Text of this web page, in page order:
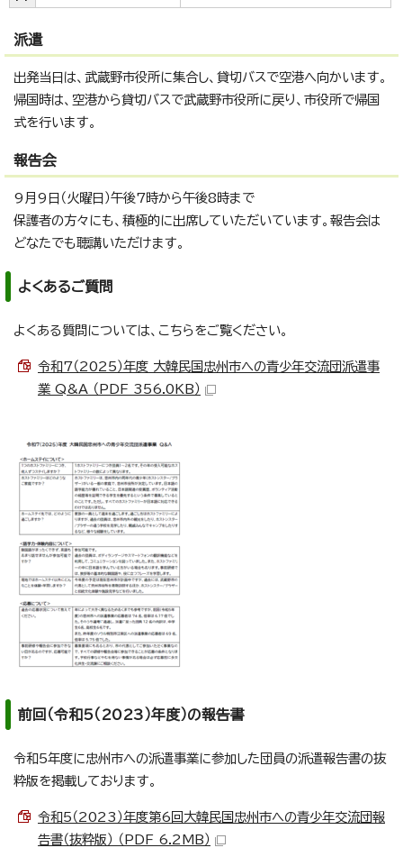
派遣
出発当日は、武蔵野市役所に集合し、貸切バスで空港へ向かいます。
帰国時は、空港から貸切バスで武蔵野市役所に戻り、市役所で帰国
式を行います。
報告会
9月9日（火曜日）午後7時から午後8時まで
保護者の方々にも、積極的に出席していただいています。報告会は
どなたでも聴講いただけます。
よくあるご質問
よくある質問については、こちらをご覧ください。
令和7（2025）年度 大韓民国忠州市への青少年交流団派遣事
業 Q&A （PDF 356.0KB）
前回（令和5（2023）年度）の報告書
令和5年度に忠州市への派遣事業に参加した団員の派遣報告書の抜
粋版を掲載しております。
令和5（2023）年度第6回大韓民国忠州市への青少年交流団報
告書（抜粋版） （PDF 6.2MB）